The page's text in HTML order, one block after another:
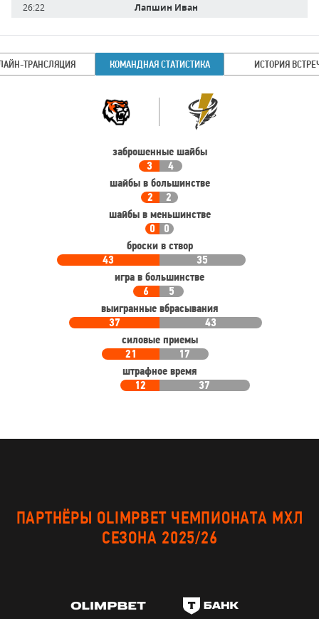
26:22
Лапшин Иван
ТРАНСЛЯЦИЯ КОМАНДНАЯ СТАТИСТИКА ИСТОРИЯ
Команда
заброшенные шайбы
3
4
шайбы в большинстве
2
2
шайбы в меньшинстве
0
0
броски в створ
43
35
игра в большинстве
6
5
выигранные вбрасывания
37
43
силовые приемы
21
17
штрафное время
12
37
ПАРТНЁРЫ OLIMPBET ЧЕМПИОНАТА МХЛ
СЕЗОНА 2025/26